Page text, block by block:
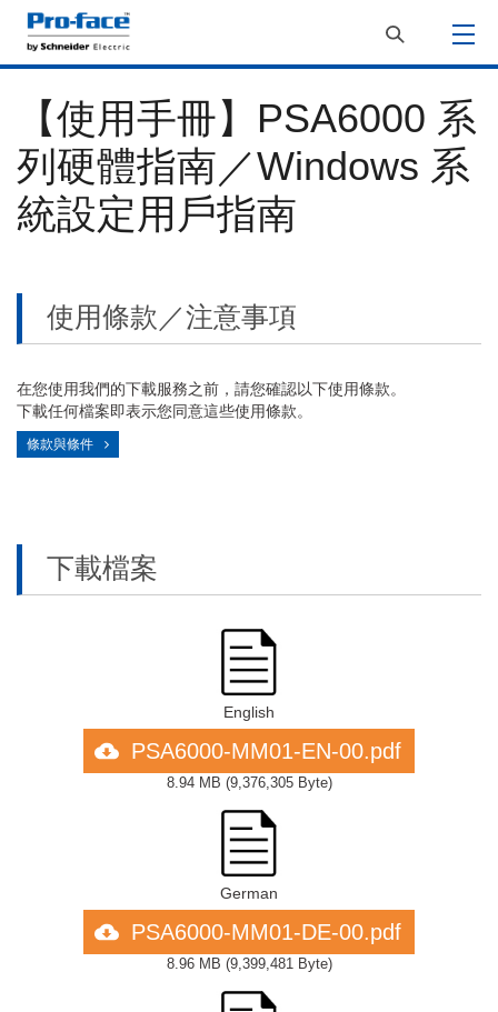
【使用手冊】PSA6000 系
列硬體指南／Windows 系
統設定用戶指南
使用條款／注意事項
在您使用我們的下載服務之前，請您確認以下使用條款。
下載任何檔案即表示您同意這些使用條款。
條款與條件
下載檔案
English
PSA6000-MM01-EN-00.pdf
8.94 MB (9,376,305 Byte)
German
PSA6000-MM01-DE-00.pdf
8.96 MB (9,399,481 Byte)